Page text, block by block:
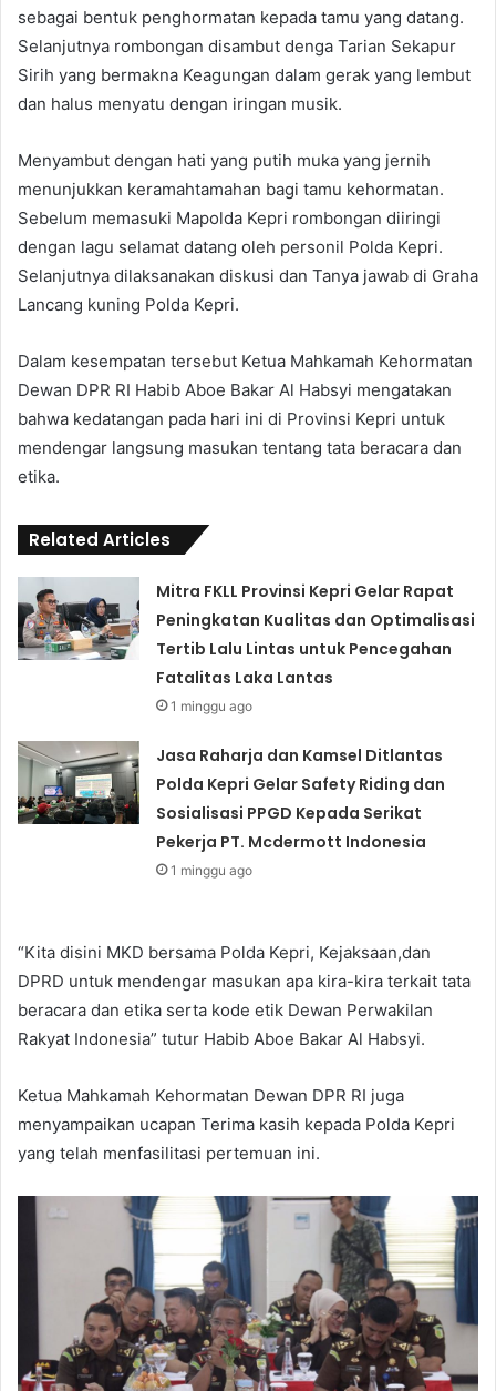
sebagai bentuk penghormatan kepada tamu yang datang.
Selanjutnya rombongan disambut denga Tarian Sekapur
Sirih yang bermakna Keagungan dalam gerak yang lembut
dan halus menyatu dengan iringan musik.
Menyambut dengan hati yang putih muka yang jernih
menunjukkan keramahtamahan bagi tamu kehormatan.
Sebelum memasuki Mapolda Kepri rombongan diiringi
dengan lagu selamat datang oleh personil Polda Kepri.
Selanjutnya dilaksanakan diskusi dan Tanya jawab di Graha
Lancang kuning Polda Kepri.
Dalam kesempatan tersebut Ketua Mahkamah Kehormatan
Dewan DPR RI Habib Aboe Bakar Al Habsyi mengatakan
bahwa kedatangan pada hari ini di Provinsi Kepri untuk
mendengar langsung masukan tentang tata beracara dan
etika.
Related Articles
Mitra FKLL Provinsi Kepri Gelar Rapat
Peningkatan Kualitas dan Optimalisasi
Tertib Lalu Lintas untuk Pencegahan
Fatalitas Laka Lantas
1 minggu ago
Jasa Raharja dan Kamsel Ditlantas
Polda Kepri Gelar Safety Riding dan
Sosialisasi PPGD Kepada Serikat
Pekerja PT. Mcdermott Indonesia
1 minggu ago
“Kita disini MKD bersama Polda Kepri, Kejaksaan,dan
DPRD untuk mendengar masukan apa kira-kira terkait tata
beracara dan etika serta kode etik Dewan Perwakilan
Rakyat Indonesia” tutur Habib Aboe Bakar Al Habsyi.
Ketua Mahkamah Kehormatan Dewan DPR RI juga
menyampaikan ucapan Terima kasih kepada Polda Kepri
yang telah menfasilitasi pertemuan ini.